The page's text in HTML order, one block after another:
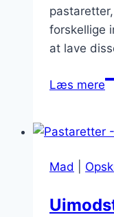
forskellige
at lave
Læs mere
Mad